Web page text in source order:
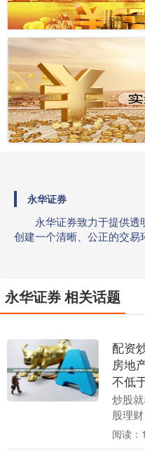
永华证券
永华证券致力于提供
创建一个清晰、公正的交易
永华证券 相关话题
配资
房地
不低
炒股
股理
力主
阅读：